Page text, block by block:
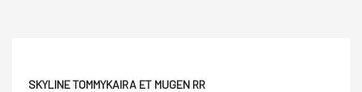
SKYLINE TOMMYKAIRA ET MUGEN RR